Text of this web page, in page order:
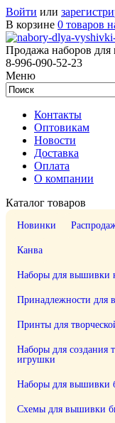
Войти или
В корзине 0 товаров
Продажа наборов
8-996-090-52-23
Меню
Контакты
Оптовикам
Новости
Доставка
Оплата
О компании
Каталог товаров
Новинки
Канва
Наборы для вышивки
Принадлежности для
Принты для
Наборы для создания
игрушки
Наборы для вышивки
Схемы для вышивки